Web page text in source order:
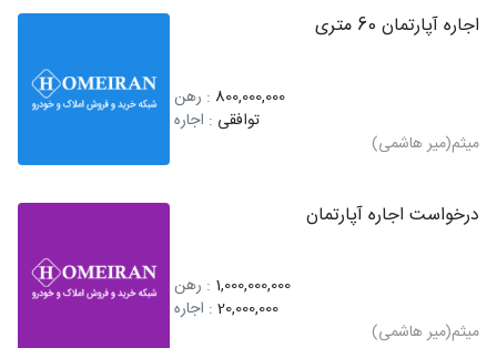
اجاره آپارتمان 60 متری
800,000,000 : رهن
توافقی : اجاره
میثم(میر هاشمی)
درخواست اجاره آپارتمان
1,000,000,000 : رهن
20,000,000 : اجاره
میثم(میر هاشمی)